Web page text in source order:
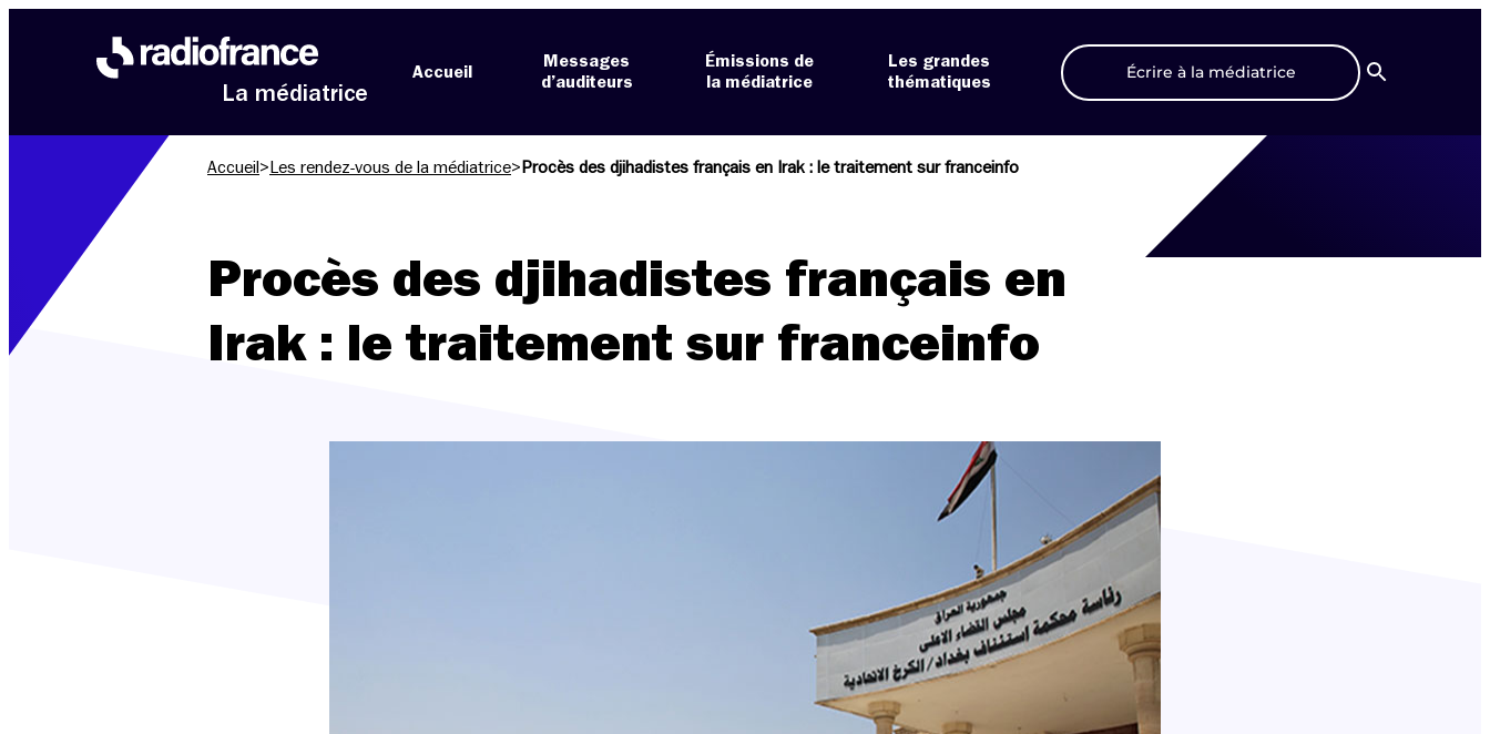
La médiatrice
Accueil
Messages
d’auditeurs
Émissions de
la médiatrice
Les grandes
thématiques
Écrire à la médiatrice
Recherche
Accueil > Les rendez-vous de la médiatrice> Procès des djihadistes français en Irak : le traitement sur franceinfo
Procès des djihadistes français en
Irak : le traitement sur franceinfo